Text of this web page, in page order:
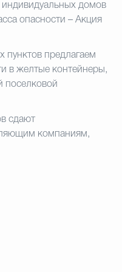
домов
опасности – Акция
предлагаем
в желтые контейнеры,
поселковой
сдают
компаниям,